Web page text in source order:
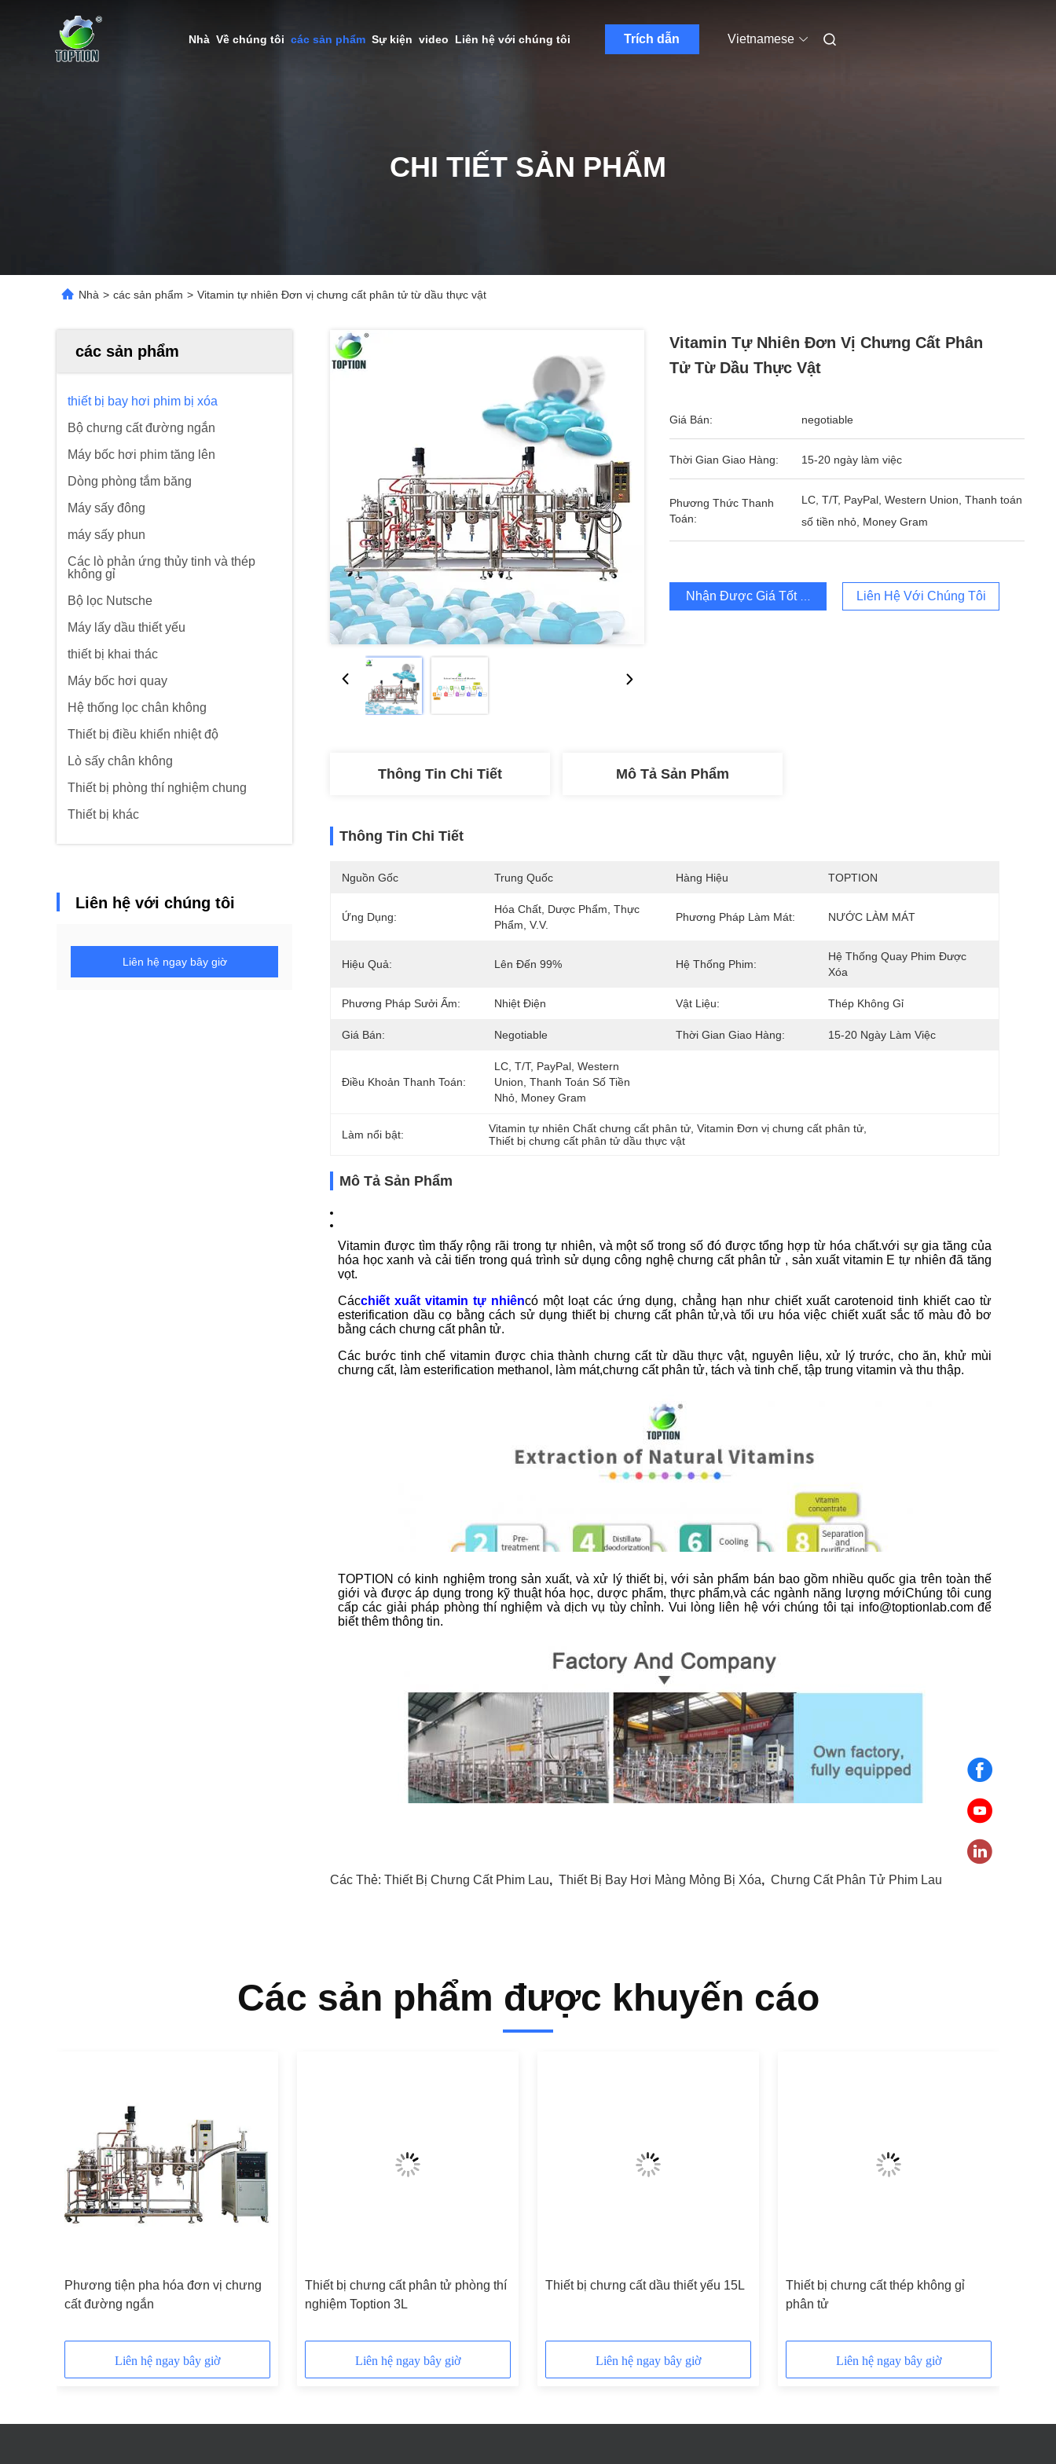
Nhà Về chúng tôi các sản phẩm Sự kiện video Liên hệ với chúng tôi Trích dẫn Vietnamese
CHI TIẾT SẢN PHẨM
Nhà > các sản phẩm > Vitamin tự nhiên Đơn vị chưng cất phân tử từ dầu thực vật
các sản phẩm
thiết bị bay hơi phim bị xóa
Bộ chưng cất đường ngắn
Máy bốc hơi phim tăng lên
Dòng phòng tắm băng
Máy sấy đông
máy sấy phun
Các lò phản ứng thủy tinh và thép
không gỉ
Bộ lọc Nutsche
Máy lấy dầu thiết yếu
thiết bị khai thác
Máy bốc hơi quay
Hệ thống lọc chân không
Thiết bị điều khiển nhiệt độ
Lò sấy chân không
Thiết bị phòng thí nghiệm chung
Thiết bị khác
Liên hệ với chúng tôi
Liên hệ ngay bây giờ
Vitamin Tự Nhiên Đơn Vị Chưng Cất Phân
Tử Từ Dầu Thực Vật
Giá Bán: negotiable
Thời Gian Giao Hàng: 15-20 ngày làm việc
Phương Thức Thanh
Toán:
LC, T/T, PayPal, Western Union, Thanh toán
số tiền nhỏ, Money Gram
Nhận Được Giá Tốt Nhất Liên Hệ Với Chúng Tôi
Thông Tin Chi Tiết Mô Tả Sản Phẩm
Thông Tin Chi Tiết
Nguồn Gốc Trung Quốc Hàng Hiệu TOPTION
Ứng Dụng:
Hóa Chất, Dược Phẩm, Thực
Phẩm, V.v.
Phương Pháp Làm Mát: NƯỚC LÀM MÁT
Hiệu Quả: Lên Đến 99% Hệ Thống Phim:
Hệ Thống Quay Phim Được
Xóa
Phương Pháp Sưởi Ấm: Nhiệt Điện Vật Liệu: Thép Không Gỉ
Giá Bán: Negotiable Thời Gian Giao Hàng: 15-20 Ngày Làm Việc
Điều Khoản Thanh Toán:
LC, T/T, PayPal, Western
Union, Thanh Toán Số Tiền
Nhỏ, Money Gram
Làm nổi bật: Vitamin tự nhiên Chất chưng cất phân tử , Vitamin Đơn vị chưng cất phân tử
Thiết bị chưng cất phân tử dầu thực vật
Mô Tả Sản Phẩm
Vitamin được tìm thấy rộng rãi trong tự nhiên, và một số trong số đó được tổng hợp từ hóa chất.với sự gia tăng của
hóa học xanh và cải tiến trong quá trình sử dụng công nghệ chưng cất phân tử , sản xuất vitamin E tự nhiên đã tăng
vọt.
Cácchiết xuất vitamin tự nhiêncó một loạt các ứng dụng, chẳng hạn như chiết xuất carotenoid tinh khiết cao từ
esterification dầu cọ bằng cách sử dụng thiết bị chưng cất phân tử,và tối ưu hóa việc chiết xuất sắc tố màu đỏ bơ
bằng cách chưng cất phân tử.
Các bước tinh chế vitamin được chia thành chưng cất từ dầu thực vật, nguyên liệu, xử lý trước, cho ăn, khử mùi
chưng cất, làm esterification methanol, làm mát,chưng cất phân tử, tách và tinh chế, tập trung vitamin và thu thập.
TOPTION có kinh nghiệm trong sản xuất, và xử lý thiết bị, với sản phẩm bán bao gồm nhiều quốc gia trên toàn thế
giới và được áp dụng trong kỹ thuật hóa học, dược phẩm, thực phẩm,và các ngành năng lượng mớiChúng tôi cung
cấp các giải pháp phòng thí nghiệm và dịch vụ tùy chỉnh. Vui lòng liên hệ với chúng tôi tại info@toptionlab.com để
biết thêm thông tin.
Các Thẻ: Thiết Bị Chưng Cất Phim Lau, Thiết Bị Bay Hơi Màng Mỏng Bị Xóa, Chưng Cất Phân Tử Phim Lau
Các sản phẩm được khuyến cáo
Phương tiện pha hóa đơn vị chưng
cất đường ngắn
Liên hệ ngay bây giờ
Thiết bị chưng cất phân tử phòng thí
nghiệm Toption 3L
Liên hệ ngay bây giờ
Thiết bị chưng cất dầu thiết yếu 15L
Liên hệ ngay bây giờ
Thiết bị chưng cất thép không gỉ
phân tử
Liên hệ ngay bây giờ